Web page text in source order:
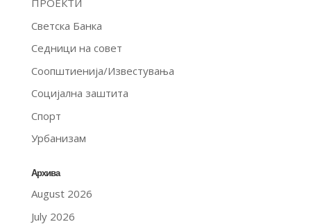
ПРОЕКТИ
Светска Банка
Седници на совет
Соопштиенија/Известувања
Социјална заштита
Спорт
Урбанизам
Архива
August 2026
July 2026